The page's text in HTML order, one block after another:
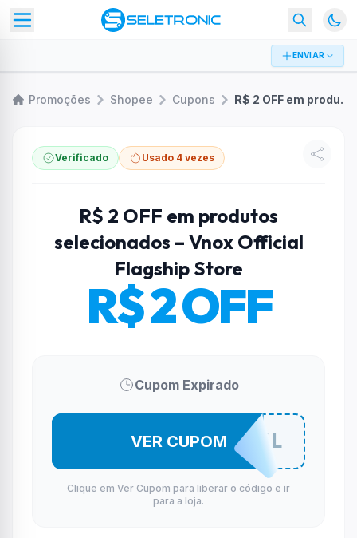
ENVIAR
Promoções Shopee Cupons R$ 2 OFF em produtos selecionados – Vnox Official Flagship Store
Verificado Usado 4 vezes
R$ 2 OFF em produtos
selecionados – Vnox Official
Flagship Store
R$ 2 OFF
Cupom Expirado
VNOXVNOXL
VER CUPOM
Clique em Ver Cupom para liberar o código e ir
para a loja.